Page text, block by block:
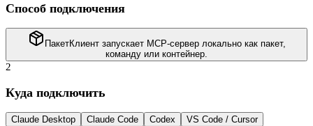
Способ подключения
ПакетКлиент запускает MCP-сервер локально как пакет,
команду или контейнер.
2
Куда подключить
Claude Desktop Claude Code Codex VS Code / Cursor